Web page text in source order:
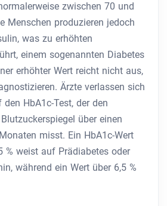
zwischen 70 und
Menschen produzieren jedoch
was zu erhöhten
einem sogenannten Diabetes
erhöhter Wert reicht nicht aus,
Ärzte verlassen sich
HbA1c-Test, der den
über einen
misst. Ein HbA1c-Wert
% weist auf Prädiabetes oder
während ein Wert über 6,5 %